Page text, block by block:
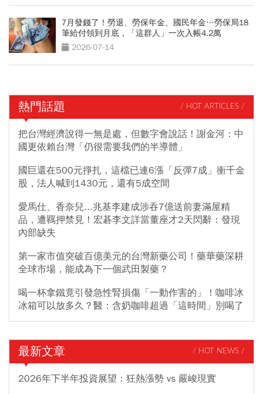
7月發錢了！勞退、勞保年金、國民年金…勞保局18
筆給付領到月底，「這群人」一次入帳4.2萬
2026-07-14
熱門話題 / HOT ARTICLES /
把台灣經濟說得一無是處，但數字會說話！謝金河：中
國更依賴台灣「仍很需要我們的半導體」
國巨還在500元掙扎，這檔已連6漲「反彈7成」衝千金
股，法人喊到1430元，還有5成空間
愛馬仕、香奈兒...兆基李建成涉吞7億送前妻滿屋精
品，遭羈押禁見！宏碁李文詳當董座才2天閃辭：發現
內部缺失
第一家市值突破百億美元的台灣新藥公司！藥華藥深耕
全球市場，能成為下一個武田製藥？
喝一杯拿鐵竟引發急性腎損傷「一動作害的」！咖啡冰
冰箱可以放多久？醫：含奶咖啡超過「這時間」別喝了
最新文章 / HOT NEWS /
2026年下半年投資展望：狂熱漲勢 vs 嚴峻現實